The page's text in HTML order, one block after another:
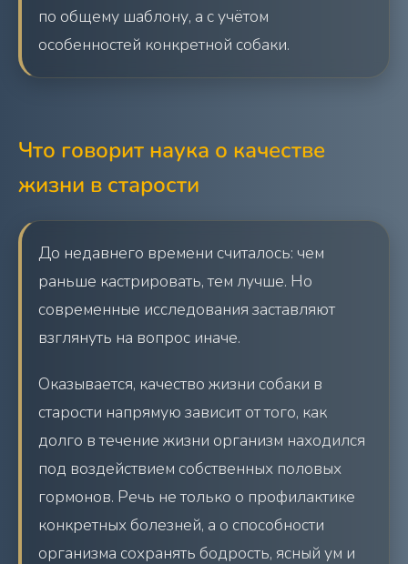
по общему шаблону, а с учётом
особенностей конкретной собаки.
Что говорит наука о качестве
жизни в старости
До недавнего времени считалось: чем
раньше кастрировать, тем лучше. Но
современные исследования заставляют
взглянуть на вопрос иначе.
Оказывается, качество жизни собаки в
старости напрямую зависит от того, как
долго в течение жизни организм находился
под воздействием собственных половых
гормонов. Речь не только о профилактике
конкретных болезней, а о способности
организма сохранять бодрость, ясный ум и